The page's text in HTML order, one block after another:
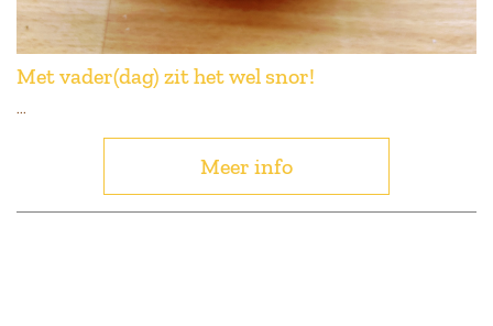
Met vader(dag) zit het wel snor!
...
Meer info